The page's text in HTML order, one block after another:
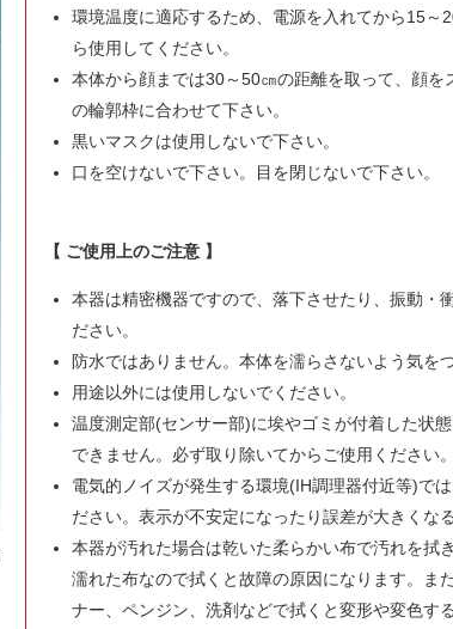
環境温度に適応するため、電源を入れてから15～
ら使用してください。
本体から顔までは30～50㎝の距離を取って、顔を
の輪郭枠に合わせて下さい。
黒いマスクは使用しないで下さい。
口を空けないで下さい。目を閉じないで下さい。
【 ご使用上のご注意 】
本器は精密機器ですので、落下させたり、振動・
ださい。
防水ではありません。本体を濡らさないよう気を
用途以外には使用しないでください。
温度測定部(センサー部)に埃やゴミが付着した状
できません。必ず取り除いてからご使用ください。
電気的ノイズが発生する環境(IH調理器付近等)で
ださい。表示が不安定になったり誤差が大きくな
本器が汚れた場合は乾いた柔らかい布で汚れを拭
濡れた布なので拭くと故障の原因になります。ま
ナー、ペンジン、洗剤などで拭くと変形や変色す